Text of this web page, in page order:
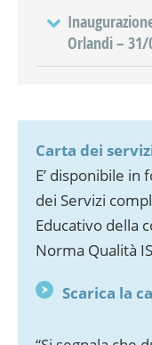
Orlandi – 31/
Carta dei
E’ disponibile in
dei Servizi
Educativo della
Norma Qualità
Scarica la